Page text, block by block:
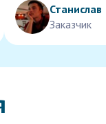
Станислав
Заказчик